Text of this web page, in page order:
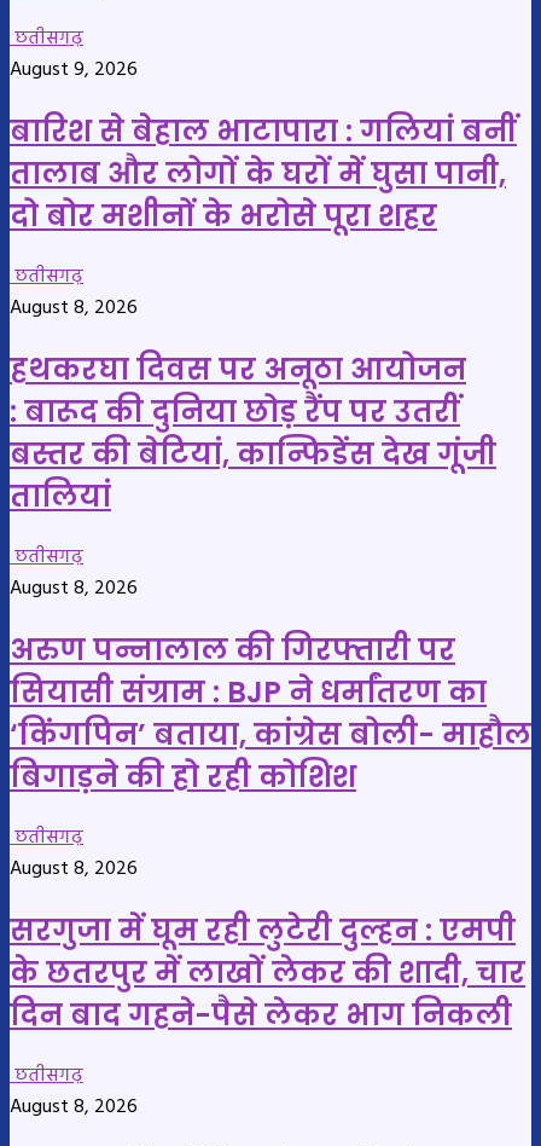
छतीसगढ़
August 9, 2026
बारिश से बेहाल भाटापारा : गलियां बनीं
तालाब और लोगों के घरों में घुसा पानी,
दो बोर मशीनों के भरोसे पूरा शहर
छतीसगढ़
August 8, 2026
हथकरघा दिवस पर अनूठा आयोजन
: बारूद की दुनिया छोड़ रैंप पर उतरीं
बस्तर की बेटियां, कान्फिडेंस देख गूंजी
तालियां
छतीसगढ़
August 8, 2026
अरुण पन्नालाल की गिरफ्तारी पर
सियासी संग्राम : BJP ने धर्मांतरण का
‘किंगपिन’ बताया, कांग्रेस बोली- माहौल
बिगाड़ने की हो रही कोशिश
छतीसगढ़
August 8, 2026
सरगुजा में घूम रही लुटेरी दुल्हन : एमपी
के छतरपुर में लाखों लेकर की शादी, चार
दिन बाद गहने-पैसे लेकर भाग निकली
छतीसगढ़
August 8, 2026